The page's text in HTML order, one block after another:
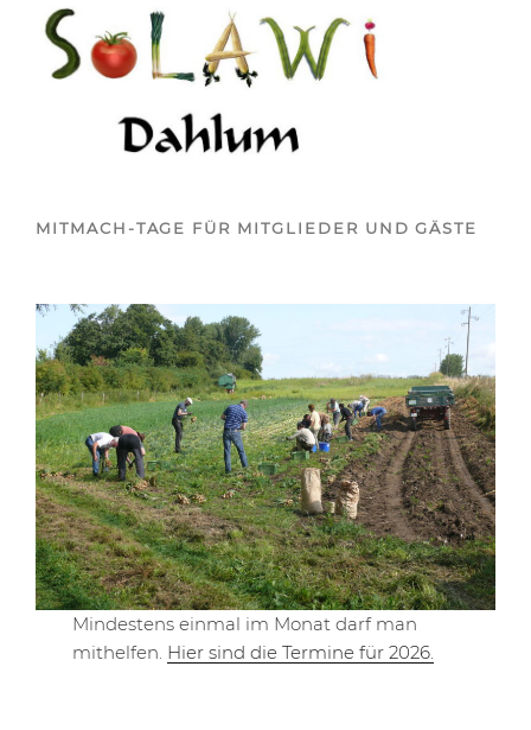
MITMACH-TAGE FÜR MITGLIEDER UND GÄSTE
Mindestens einmal im Monat darf man
mithelfen. Hier sind die Termine für 2026.